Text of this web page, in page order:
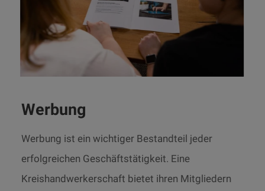
Werbung
Werbung ist ein wichtiger Bestandteil jeder
erfolgreichen Geschäftstätigkeit. Eine
Kreishandwerkerschaft bietet ihren Mitgliedern